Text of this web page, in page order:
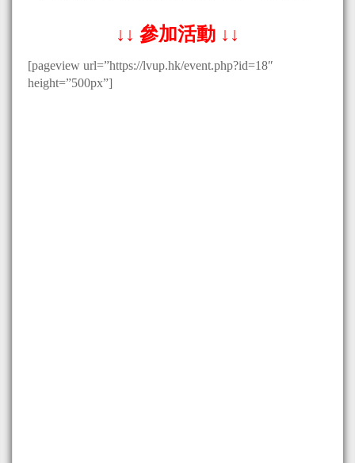
↓↓ 參加活動 ↓↓
[pageview url=”https://lvup.hk/event.php?id=18″
height=”500px”]